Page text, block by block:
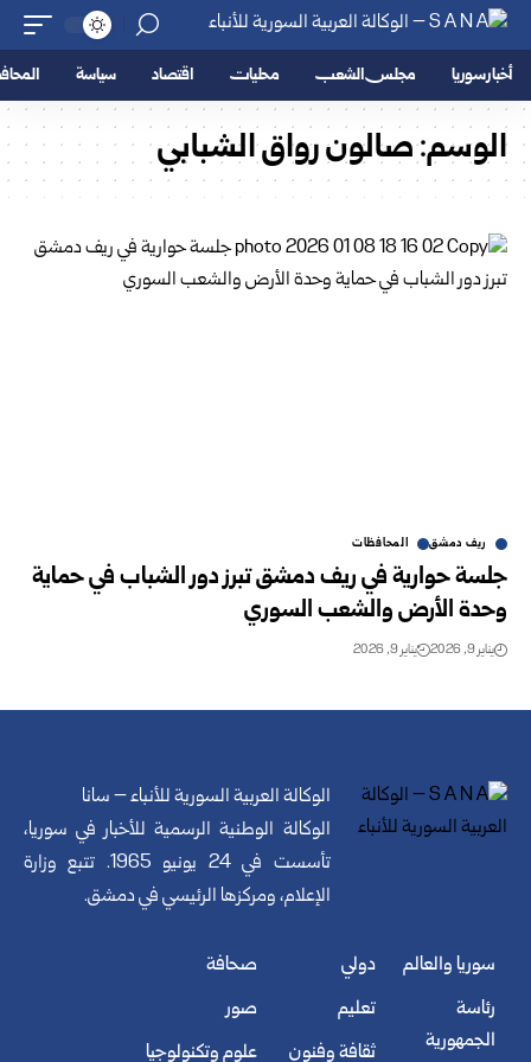
أخبار سوريا مجلس الشعب محليات اقتصاد سياسة
الوسم:صالون رواق الشبابي
ريف دمشق المحافظات
جلسة حوارية في ريف دمشق تبرز دور الشباب في حماية
وحدة الأرض والشعب السوري
يناير 9, 2026 يناير 9, 2026
الوكالة العربية السورية للأنباء – سانا
الوكالة الوطنية الرسمية للأخبار في سوريا،
تأسست في 24 يونيو 1965. تتبع وزارة
الإعلام، ومركزها الرئيسي في دمشق.
سوريا والعالم
رئاسة
الجمهورية
دولي
تعليم
ثقافة وفنون
صحافة
صور
علوم وتكنولوجيا